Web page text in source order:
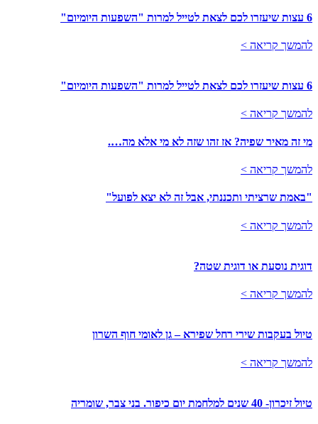
6 עצות שיעזרו לכם לצאת לטייל למרות "השפעות היומיום"
להמשך קריאה >
6 עצות שיעזרו לכם לצאת לטייל למרות "השפעות היומיום"
להמשך קריאה >
מי זה מאיר שפיה? אז זהו שזה לא מי אלא מה….
להמשך קריאה >
"באמת שרציתי ותכננתי, אבל זה לא יצא לפועל"
להמשך קריאה >
דוגית נוסעת או דוגית שטה?
להמשך קריאה >
טיול בעקבות שירי רחל שפירא – גן לאומי חוף השרון
להמשך קריאה >
טיול זיכרון- 40 שנים למלחמת יום כיפור. בני צבר, שומריה